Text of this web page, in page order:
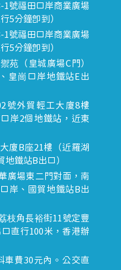
號福田口岸商業廣場
5分鐘即到）
號福田口岸商業廣場
5分鐘即到）
苑（皇城廣場C門）
皇崗口岸地鐵站E出
號外貿輕工大廈8樓
岸2個地鐵站，近東
廈B座21樓（近羅湖
鐵站B出口）
廣場東二門對面，南
岸、國貿地鐵站B出
枝角長裕街11號定豐
直行100米，香港辦
車費30元內。公交直